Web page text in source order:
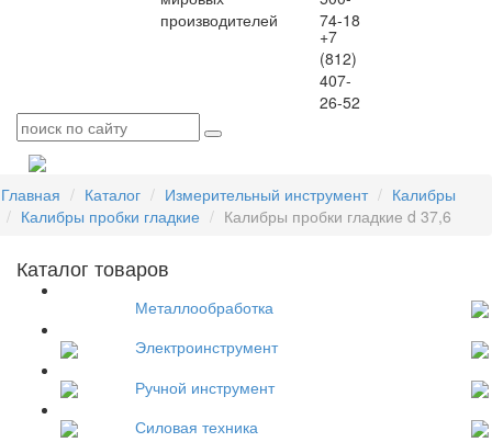
производителей
74-18
+7
(812)
407-
26-52
Главная Каталог Измерительный инструмент
Калибры
Калибры пробки гладкие
Калибры пробки гладкие d 37,6
Каталог товаров
Металлообработка
Электроинструмент
Ручной инструмент
Силовая техника